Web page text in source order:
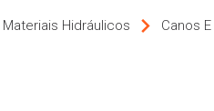
Materiais Hidráulicos Canos